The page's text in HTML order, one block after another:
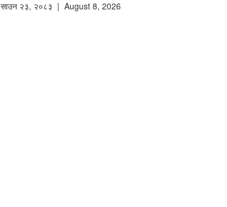
साउन २३, २०८३ | August 8, 2026